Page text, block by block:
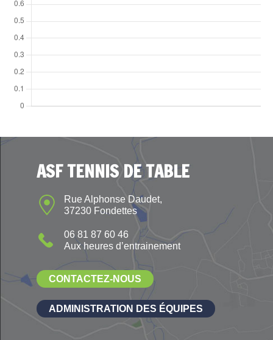
ASF TENNIS DE TABLE
Rue Alphonse Daudet,
37230 Fondettes
06 81 87 60 46
Aux heures d’entrainement
CONTACTEZ-NOUS
ADMINISTRATION DES ÉQUIPES